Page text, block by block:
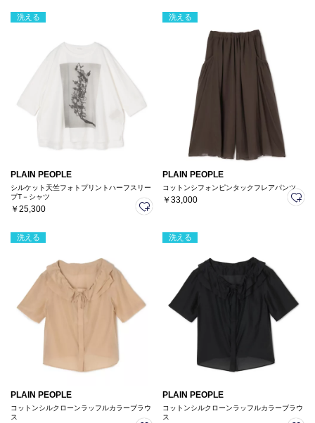
洗える
PLAIN PEOPLE
シルケット天竺フォトプリントハーフスリー
ブT－シャツ
￥25,300
洗える
PLAIN PEOPLE
コットンシフォンピンタックフレアパンツ
￥33,000
洗える
PLAIN PEOPLE
コットンシルクローンラッフルカラーブラウ
ス
洗える
PLAIN PEOPLE
コットンシルクローンラッフルカラーブラウ
ス